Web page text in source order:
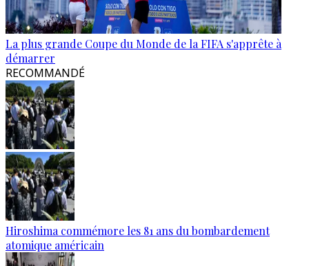
La plus grande Coupe du Monde de la FIFA s'apprête à
démarrer
RECOMMANDÉ
Hiroshima commémore les 81 ans du bombardement
atomique américain